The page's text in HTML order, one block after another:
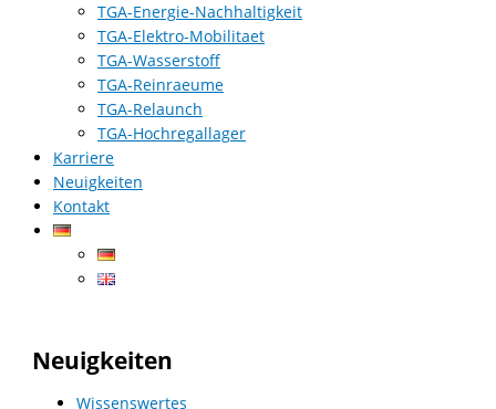
TGA-Energie-Nachhaltigkeit
TGA-Elektro-Mobilitaet
TGA-Wasserstoff
TGA-Reinraeume
TGA-Relaunch
TGA-Hochregallager
Karriere
Neuigkeiten
Kontakt
Neuigkeiten
Wissenswertes